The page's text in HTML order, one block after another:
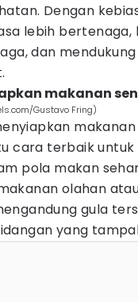
Dengan
lebih bertenaga,
dan
makanan
Gustavo Fring)
cara terbaik
pola makan
olahan
gula
yang